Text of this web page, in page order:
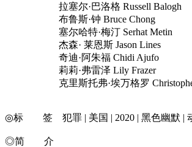
拉塞尔·巴洛格 Russell Balogh
布鲁斯·钟 Bruce Chong
塞尔哈特·梅汀 Serhat Metin
杰森· 莱恩斯 Jason Lines
奇迪·阿朱福 Chidi Ajufo
莉莉·弗雷泽 Lily Frazer
克里斯托弗·埃万格罗 Christopher
◎标 签 犯罪 | 美国 | 2020 | 黑色幽默 | 动
◎简 介